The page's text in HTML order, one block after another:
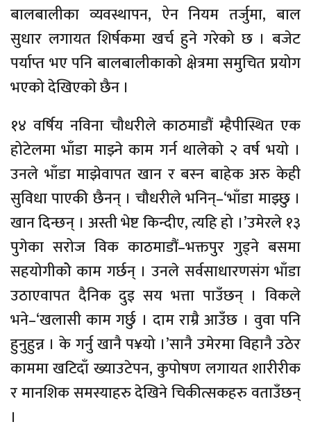
बालबालीका व्यवस्थापन, ऐन नियम तर्जुमा, बाल
सुधार लगायत शिर्षकमा खर्च हुने गरेको छ । बजेट
पर्याप्त भए पनि बालबालीकाको क्षेत्रमा समुचित प्रयोग
भएको देखिएको छैन ।
१४ वर्षिय नविना चौधरीले काठमाडौं म्हैपीस्थित एक
होटेलमा भाँडा माझ्ने काम गर्न थालेको २ वर्ष भयो ।
उनले भाँडा माझेवापत खान र बस्न बाहेक अरु केही
सुविधा पाएकी छैनन् । चौधरीले भनिन्–‘भाँडा माझ्छु ।
खान दिन्छन् । अस्ती भेष्ट किन्दीए, त्यहि हो ।’उमेरले १३
पुगेका सरोज विक काठमाडौं–भक्तपुर गुड्ने बसमा
सहयोगीकोे काम गर्छन् । उनले सर्वसाधारणसंग भाँडा
उठाएवापत दैनिक दुइ सय भत्ता पाउँछन् । विकले
भने–‘खलासी काम गर्छु । दाम राम्रै आउँछ । वुवा पनि
हुनुहुन्न । के गर्नु खानै प¥यो ।’सानै उमेरमा विहानै उठेर
काममा खटिदाँ ख्याउटेपन, कुपोषण लगायत शारीरीक
र मानशिक समस्याहरु देखिने चिकीत्सकहरु वताउँछन्
।